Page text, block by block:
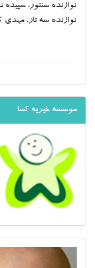
نوازنده سنتور،
نوازنده سه تار،
موسسه خیریه کسا